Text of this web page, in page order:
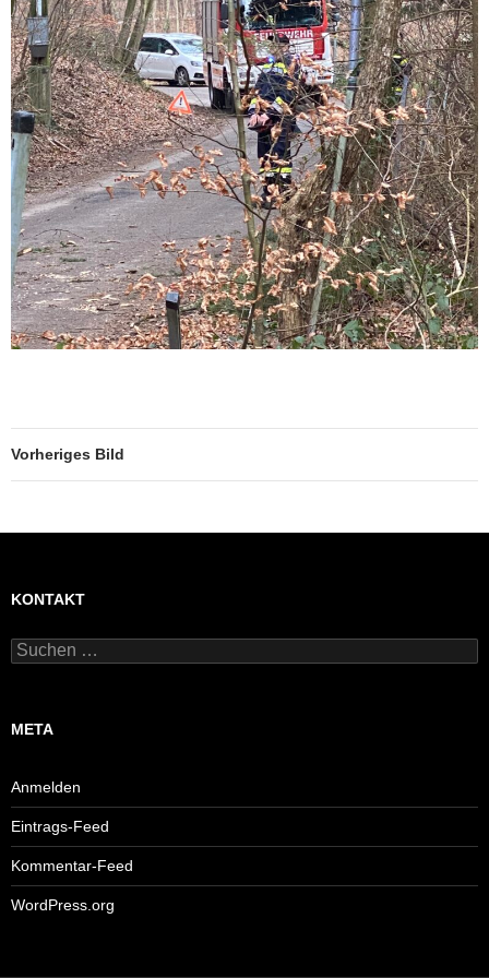
Vorheriges Bild
KONTAKT
Suchen
nach:
META
Anmelden
Eintrags-Feed
Kommentar-Feed
WordPress.org